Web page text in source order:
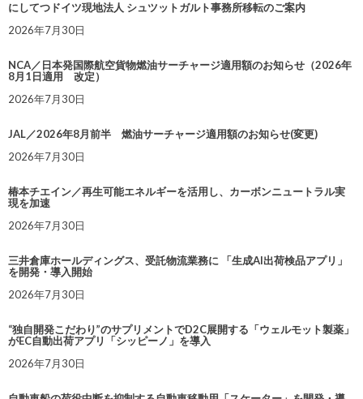
にしてつドイツ現地法人 シュツットガルト事務所移転のご案内
2026年7月30日
NCA／日本発国際航空貨物燃油サーチャージ適用額のお知らせ（2026年
8月1日適用 改定）
2026年7月30日
JAL／2026年8月前半 燃油サーチャージ適用額のお知らせ(変更)
2026年7月30日
椿本チエイン／再生可能エネルギーを活用し、カーボンニュートラル実
現を加速
2026年7月30日
三井倉庫ホールディングス、受託物流業務に 「生成AI出荷検品アプリ」
を開発・導入開始
2026年7月30日
“独自開発こだわり”のサプリメントでD2C展開する「ウェルモット製薬」
がEC自動出荷アプリ「シッピーノ」を導入
2026年7月30日